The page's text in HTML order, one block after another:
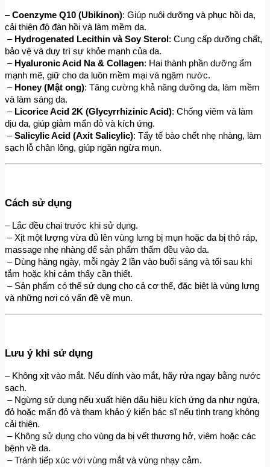
– Coenzyme Q10 (Ubikinon): Giúp nuôi dưỡng và phục hồi da,
cải thiện độ đàn hồi và làm mềm da.
– Hydrogenated Lecithin và Soy Sterol : Cung cấp dưỡng chất,
bảo vệ và duy trì sự khỏe mạnh của da.
– Hyaluronic Acid Na & Collagen: Hai thành phần dưỡng ẩm
mạnh mẽ, giữ cho da luôn mềm mại và ngậm nước.
– Honey (Mật ong): Tăng cường khả năng dưỡng da, làm mềm
và làm sáng da.
– Licorice Acid 2K (Glycyrrhizinic Acid): Chống viêm và làm
dịu da, giúp giảm mẩn đỏ và kích ứng.
– Salicylic Acid (Axit Salicylic): Tẩy tế bào chết nhẹ nhàng, làm
sạch lỗ chân lông, giúp ngăn ngừa mụn.
Cách sử dụng
– Lắc đều chai trước khi sử dụng.
massage nhẹ nhàng để sản phẩm thấm đều vào da.
tắm hoặc khi cảm thấy cần thiết.
và những nơi có vấn đề về mụn.
Lưu ý khi sử dụng
– Không xịt vào mắt. Nếu dính vào mắt, hãy rửa ngay bằng nước
sạch.
đỏ hoặc mẩn đỏ và tham khảo ý kiến bác sĩ nếu tình trạng không
cải thiện.
bệnh về da.
– Tránh tiếp xúc với vùng mắt và vùng nhạy cảm.